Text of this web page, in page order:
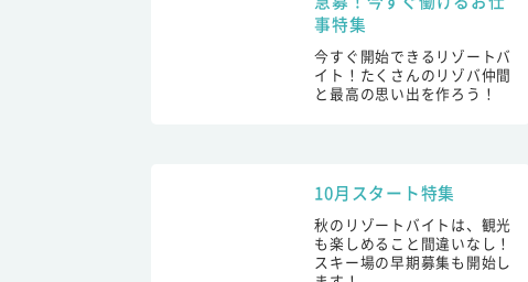
事特集
今すぐ開始できるリゾートバ
イト！たくさんのリゾバ仲間
と最高の思い出を作ろう！
10月スタート特集
秋のリゾートバイトは、観光
も楽しめること間違いなし！
スキー場の早期募集も開始し